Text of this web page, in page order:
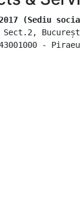
2017 (Sediu
-